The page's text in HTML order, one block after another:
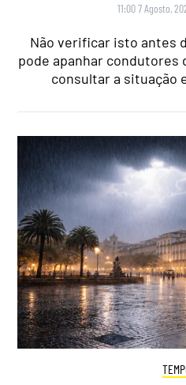
11:00 7 Agosto,
Não verificar isto antes
pode apanhar condutores
consultar a situação